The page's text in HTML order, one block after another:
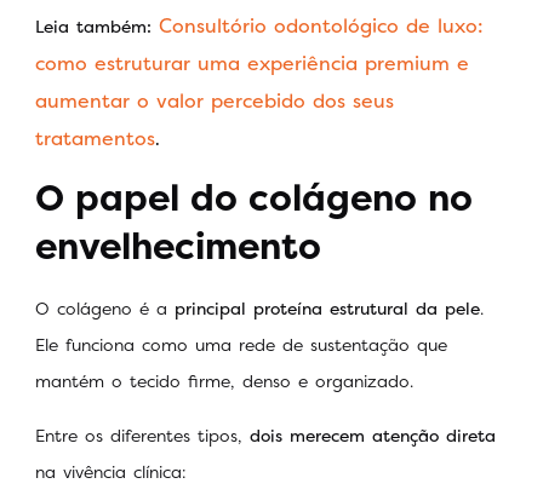
Leia também: Consultório odontológico de luxo:
como estruturar uma experiência premium e
aumentar o valor percebido dos seus
tratamentos.
O papel do colágeno no
envelhecimento
O colágeno é a principal proteína estrutural da pele.
Ele funciona como uma rede de sustentação que
mantém o tecido firme, denso e organizado.
Entre os diferentes tipos, dois merecem atenção direta
na vivência clínica: